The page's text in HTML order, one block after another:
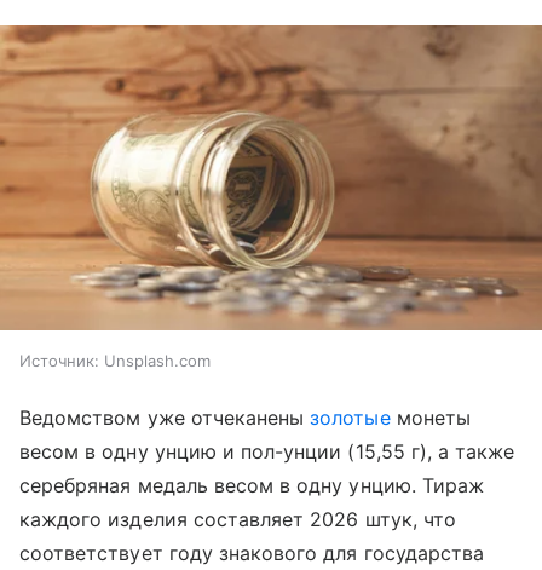
Источник: Unsplash.com
Ведомством уже отчеканенызолотыемонеты
весом в одну унцию и пол-унции (15,55 г), а также
серебряная медаль весом в одну унцию. Тираж
каждого изделия составляет 2026 штук, что
соответствует году знакового для государства